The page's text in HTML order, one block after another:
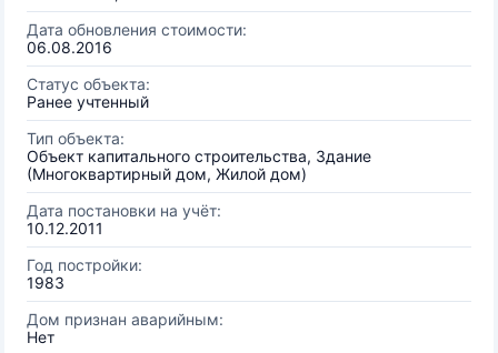
Дата обновления стоимости:
06.08.2016
Статус объекта:
Ранее учтенный
Тип объекта:
Объект капитального строительства, Здание
(Многоквартирный дом, Жилой дом)
Дата постановки на учёт:
10.12.2011
Год постройки:
1983
Дом признан аварийным:
Нет